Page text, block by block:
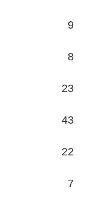
9
8
23
43
22
7